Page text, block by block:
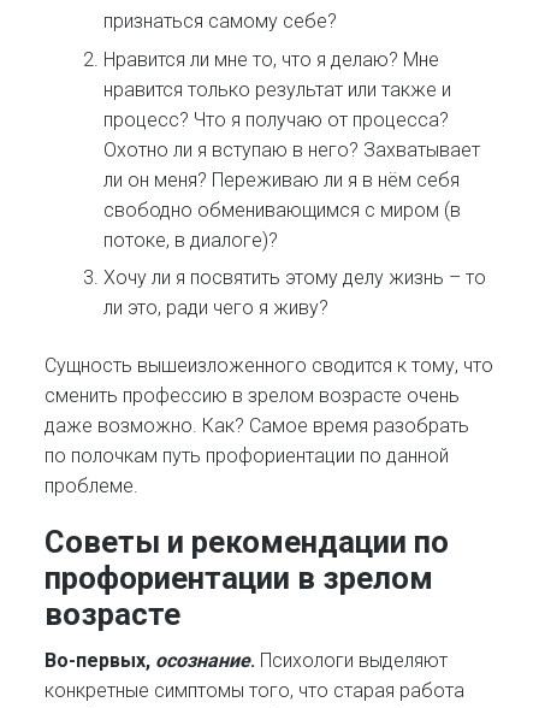
признаться самому себе?
Нравится ли мне то, что я делаю? Мне
нравится только результат или также и
процесс? Что я получаю от процесса?
Охотно ли я вступаю в него? Захватывает
ли он меня? Переживаю ли я в нём себя
свободно обменивающимся с миром (в
потоке, в диалоге)?
Хочу ли я посвятить этому делу жизнь – то
ли это, ради чего я живу?
Сущность вышеизложенного сводится к тому, что
сменить профессию в зрелом возрасте очень
даже возможно. Как? Самое время разобрать
по полочкам путь профориентации по данной
проблеме.
Советы и рекомендации по
профориентации в зрелом
возрасте
Во-первых, осознание. Психологи выделяют
конкретные симптомы того, что старая работа